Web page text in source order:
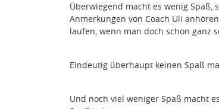
Überwiegend macht es wenig
Anmerkungen von Coach Uli
laufen, wenn man doch schon ganz
Eindeutig überhaupt keinen Spaß
Und noch viel weniger Spaß macht